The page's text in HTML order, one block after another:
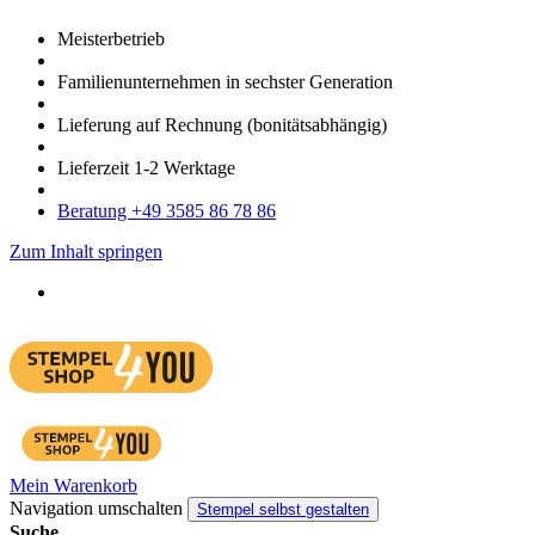
Meister­betrieb
Familien­unter­nehmen in sechster Gene­ration
Lieferung auf Rech­nung (bonitätsabhängig)
Liefer­zeit 1-2 Werk­tage
Bera­tung +49 3585 86 78 86
Zum Inhalt springen
Mein Warenkorb
Navigation umschalten
Stempel selbst gestalten